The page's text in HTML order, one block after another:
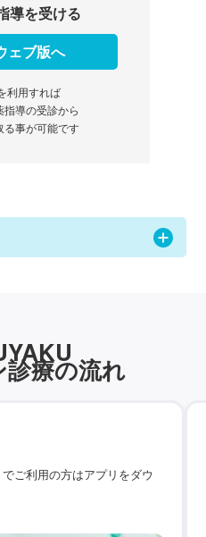
導を受ける
ェブ版へ
利用すれば
導の受診から
る事が可能です
療の流れ
ご利用の方はアプリをダウ